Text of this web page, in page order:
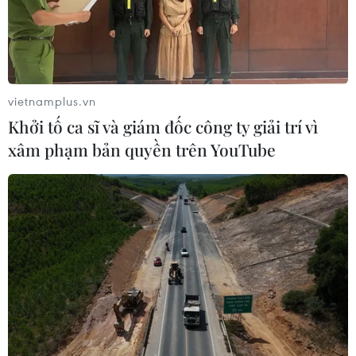
quản lý, sử dụng đất đai tại địa phương.
​13 cựu lãnh đạo tỉnh Bình Dương gây thất
thoát hàng nghìn tỷ đồng
vietnamplus.vn
Khởi tố ca sĩ và giám đốc công ty giải trí vì
xâm phạm bản quyền trên YouTube